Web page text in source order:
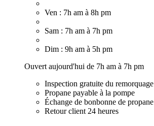
Ven : 7h am à 8h pm
Sam : 7h am à 7h pm
Dim : 9h am à 5h pm
Ouvert aujourd'hui de 7h am à 7h pm
Inspection gratuite du remorquage
Propane payable à la pompe
Échange de bonbonne de propane
Retour client 24 heures